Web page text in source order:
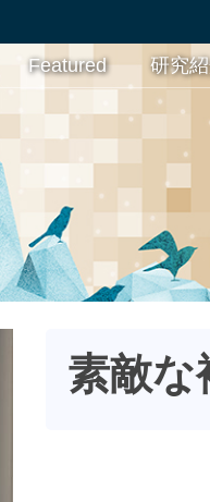
Featured 研究
素敵な